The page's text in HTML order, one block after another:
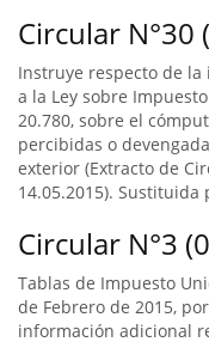
Circular
Instruye respecto de
a la Ley sobre
20.780, sobre el
percibidas o
exterior (Extracto de
14.05.2015). Sustituida
Circular N°3
Tablas de Impuesto
de Febrero de 2015,
información adicional